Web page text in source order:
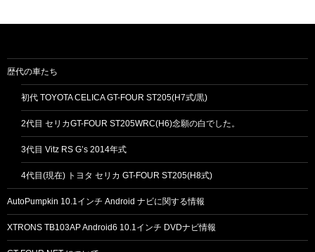
歴代の車たち
初代 TOYOTA CELICA GT-FOUR ST205(H7式/黒)
2代目 セリカGT-FOUR ST205WRC(H6)念願の白でした。
3代目 Vitz RS G’s 2014年式
4代目(現在) トヨタ セリカ GT-FOUR ST205(H8式)
AutoPumpkin 10.1インチ Android ナビに関する情報
XTRONS TB103AP Android6 10.1インチ DVDナビ情報